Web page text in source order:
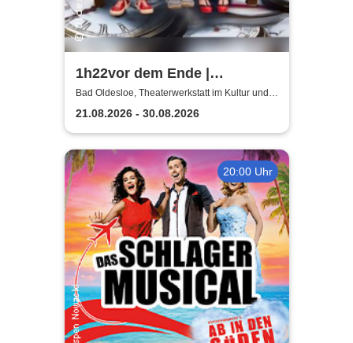
1h22vor dem Ende |
Tragikomödie von Matthieu
Delaporte
Bad Oldesloe, Theaterwerkstatt im Kultur und
Bildungszentrum
21.08.2026 - 30.08.2026
20:00 Uhr